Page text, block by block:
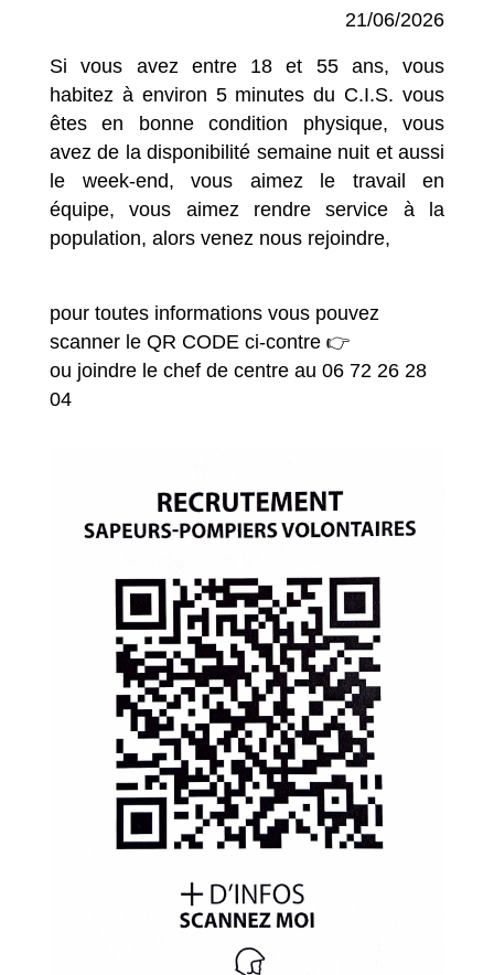
21/06/2026
Si vous avez entre 18 et 55 ans, vous
habitez à environ 5 minutes du C.I.S. vous
êtes en bonne condition physique, vous
avez de la disponibilité semaine nuit et aussi
le week-end, vous aimez le travail en
équipe, vous aimez rendre service à la
population, alors venez nous rejoindre,
pour toutes informations vous pouvez
scanner le QR CODE ci-contre 👉
ou joindre le chef de centre au 06 72 26 28
04